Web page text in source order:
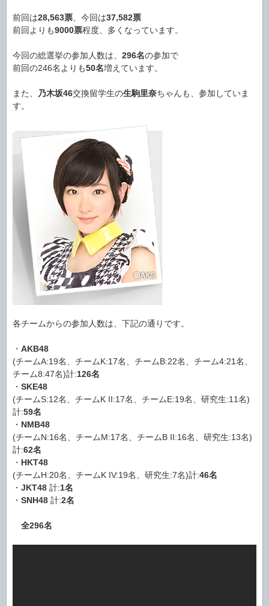
前回は28,563票 、今回は37,582票
前回よりも9000票程度、多くなっています。
今回の総選挙の参加人数は、 296名の参加で
前回の246名よりも50名増えています。
また、 乃木坂46交換留学生の生駒里奈ちゃんも、参加していま
す。
各チームからの参加人数は、下記の通りです。
・ AKB48
(チームA:19名、チームK:17名、チームB:22名、チーム4:21名、
チーム8:47名)計:126名
・ SKE48
(チームS:12名、チームK II:17名、チームE:19名、研究生:11名)
計:59名
・ NMB48
(チームN:16名、チームM:17名、チームB II:16名、研究生:13名)
計:62名
・ HKT48
(チームH:20名、チームK IV:19名、研究生:7名)計:46名
・ JKT48 計:1名
・ SNH48 計:2名
全296名